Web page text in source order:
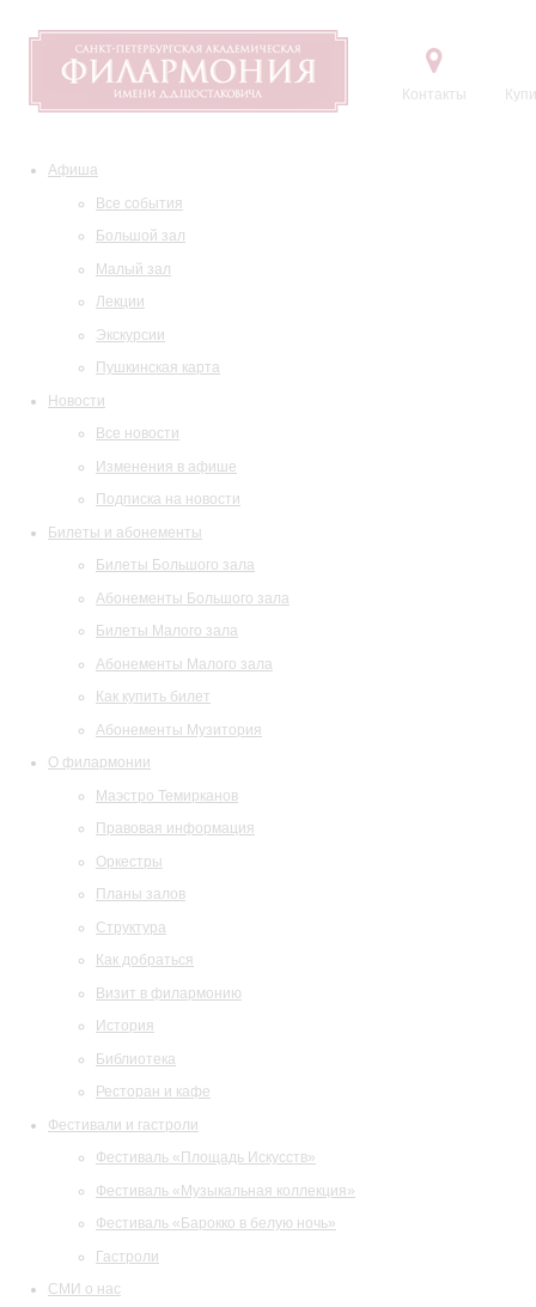
Контакты
Афиша
Все события
Большой зал
Малый зал
Лекции
Экскурсии
Пушкинская карта
Новости
Все новости
Изменения в афише
Подписка на новости
Билеты и абонементы
Билеты Большого зала
Абонементы Большого зала
Билеты Малого зала
Абонементы Малого зала
Как купить билет
Абонементы Музитория
О филармонии
Маэстро Темирканов
Правовая информация
Оркестры
Планы залов
Структура
Как добраться
Визит в филармонию
История
Библиотека
Ресторан и кафе
Фестивали и гастроли
Фестиваль «Площадь Искусств»
Фестиваль «Музыкальная коллекция»
Фестиваль «Барокко в белую ночь»
Гастроли
СМИ о нас